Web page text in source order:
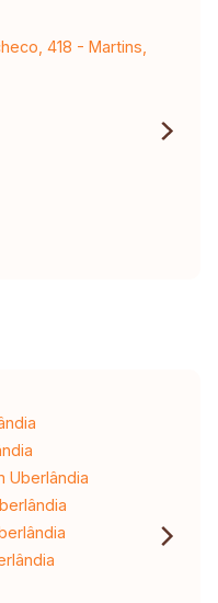
418 - Martins,
Uberlândia